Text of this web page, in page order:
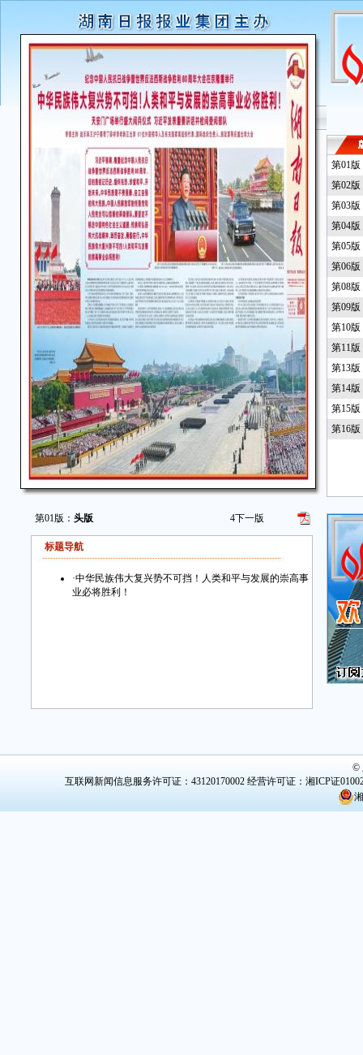
第01版： 头版 4下一版
标题导航
·中华民族伟大复兴势不可挡！人类和平与发展的崇高事
业必将胜利！
第01
第02
第03
第04
第05
第06
第08
第09
第10
第11
第13
第14
第15
第16版
©
互联网新闻信息服务许可证：43120170002经营许可证：湘ICP证